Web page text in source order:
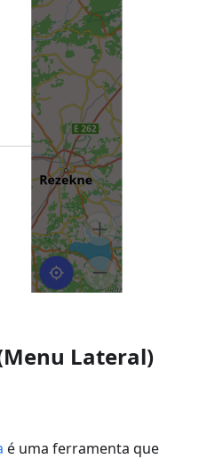
Lateral)
é uma ferramenta que